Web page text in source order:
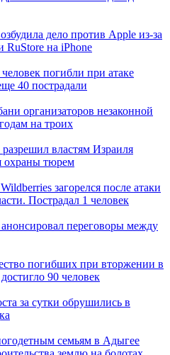
дело против Apple из-за
RuStore на iPhone
погибли при атаке
40 пострадали
организаторов незаконной
на троих
властям Израиля
охраны тюрем
загорелся после атаки
Пострадал 1 человек
переговоры между
погибших при вторжении в
90 человек
за сутки обрушились в
семьям в Адыгее